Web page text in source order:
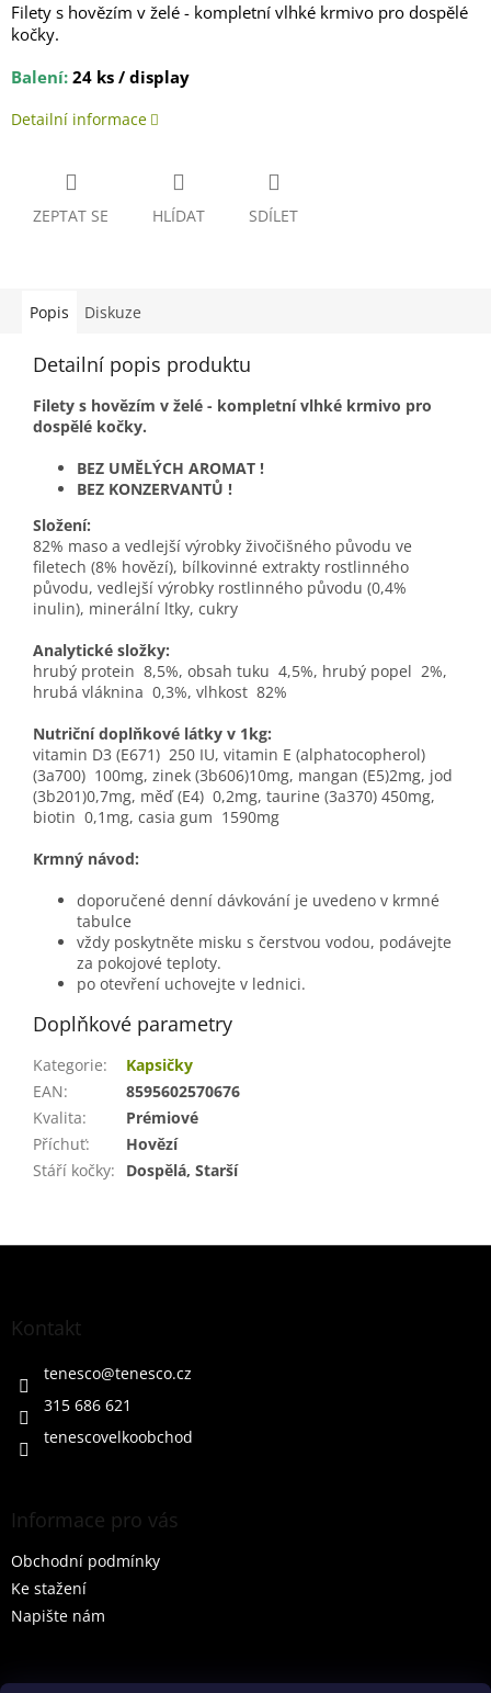
Filety s hovězím v želé - kompletní vlhké krmivo pro dospělé
kočky.
Balení: 24 ks / display
Detailní informace
ZEPTAT SE HLÍDAT SDÍLET
Popis Diskuze
Detailní popis produktu
Filety s hovězím v želé - kompletní vlhké krmivo pro
dospělé kočky.
BEZ UMĚLÝCH AROMAT !
BEZ KONZERVANTŮ !
Složení:
82% maso a vedlejší výrobky živočišného původu ve
filetech (8% hovězí), bílkovinné extrakty rostlinného
původu, vedlejší výrobky rostlinného původu (0,4%
inulin), minerální ltky, cukry
Analytické složky:
hrubý protein 8,5%, obsah tuku 4,5%, hrubý popel 2%,
hrubá vláknina 0,3%, vlhkost 82%
Nutriční doplňkové látky v 1kg:
vitamin D3 (E671) 250 IU, vitamin E (alphatocopherol)
(3a700) 100mg, zinek (3b606)10mg, mangan (E5)2mg, jod
(3b201)0,7mg, měď (E4) 0,2mg, taurine (3a370) 450mg,
biotin 0,1mg, casia gum 1590mg
Krmný návod:
doporučené denní dávkování je uvedeno v krmné
tabulce
vždy poskytněte misku s čerstvou vodou, podávejte
za pokojové teploty.
po otevření uchovejte v lednici.
Doplňkové parametry
Kategorie:
Kapsičky
EAN:
8595602570676
Kvalita:
Prémiové
Příchuť:
Hovězí
Stáří kočky: Dospělá, Starší
Z
Kontakt
tenesco@tenesco.cz
315 686 621
tenescovelkoobchod
Informace pro vás
Obchodní podmínky
Ke stažení
Napište nám